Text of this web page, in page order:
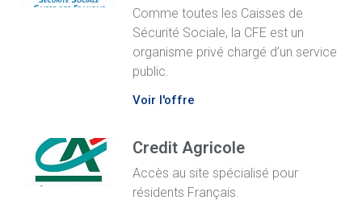
Comme toutes les Caisses de
Sécurité Sociale, la CFE est un
organisme privé chargé d’un service
public.
Voir l'offre
Credit Agricole
Accès au site spécialisé pour
résidents Français.